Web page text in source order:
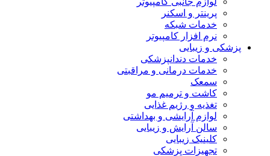
پرینتر و اسکنر
خدمات شبکه
نرم افزار کامپیوتر
پزشکی و زیبایی
خدمات دندانپزشکی
خدمات درمانی و مراقبتی
سمعک
کاشت و ترمیم مو
تغذیه و رژیم غذایی
لوازم آرایشی و بهداشتی
سالن آرایش و زیبایی
کلینیک زیبایی
تجهیزات پزشکی